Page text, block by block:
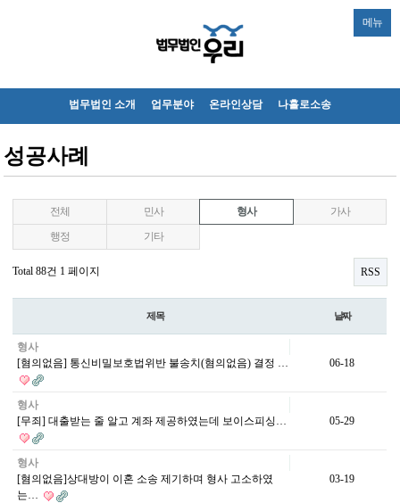
메뉴
법무법인 소개 업무분야 온라인상담 나홀로소송
성공사례
전체 민사 형사
가사
행정
기타
Total 88건 1 페이지 RSS
제목 날짜
형사
[혐의없음] 통신비밀보호법위반 불송치(혐의없음) 결정 …
06-18
형사
[무죄] 대출받는 줄 알고 계좌 제공하였는데 보이스피싱…
05-29
형사
[혐의없음]상대방이 이혼 소송 제기하며 형사 고소하였
는…
03-19